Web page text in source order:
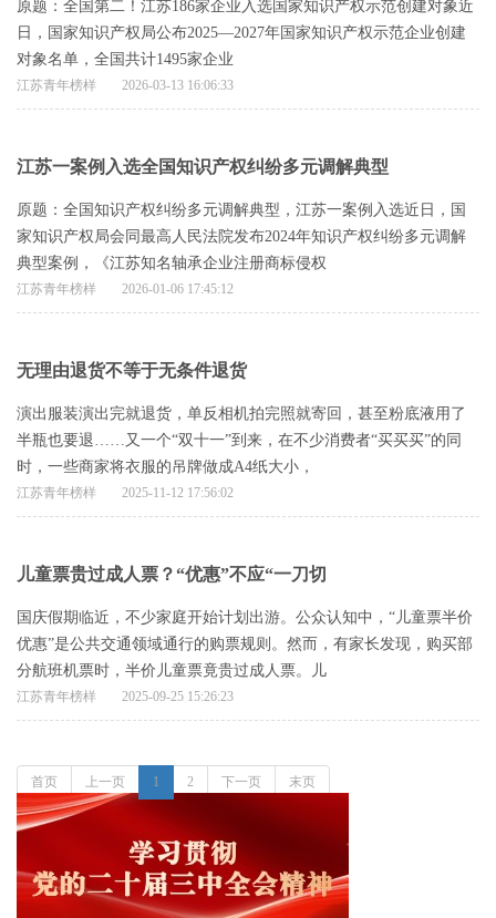
原题：全国第二！江苏186家企业入选国家知识产权示范创建对象近
日，国家知识产权局公布2025—2027年国家知识产权示范企业创建
对象名单，全国共计1495家企业
江苏青年榜样 2026-03-13 16:06:33
江苏一案例入选全国知识产权纠纷多元调解典型
原题：全国知识产权纠纷多元调解典型，江苏一案例入选近日，国
家知识产权局会同最高人民法院发布2024年知识产权纠纷多元调解
典型案例，《江苏知名轴承企业注册商标侵权
江苏青年榜样 2026-01-06 17:45:12
无理由退货不等于无条件退货
演出服装演出完就退货，单反相机拍完照就寄回，甚至粉底液用了
半瓶也要退……又一个“双十一”到来，在不少消费者“买买买”的同
时，一些商家将衣服的吊牌做成A4纸大小，
江苏青年榜样 2025-11-12 17:56:02
儿童票贵过成人票？“优惠”不应“一刀切
国庆假期临近，不少家庭开始计划出游。公众认知中，“儿童票半价
优惠”是公共交通领域通行的购票规则。然而，有家长发现，购买部
分航班机票时，半价儿童票竟贵过成人票。儿
江苏青年榜样 2025-09-25 15:26:23
首页 上一页 1 2 下一页 末页